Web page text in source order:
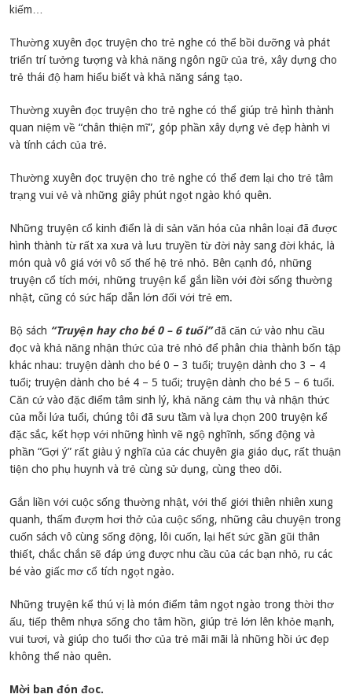
kiếm…
Thường xuyên đọc truyện cho trẻ nghe có thể bồi dưỡng và phát
triển trí tưởng tượng và khả năng ngôn ngữ của trẻ, xây dựng cho
trẻ thái độ ham hiểu biết và khả năng sáng tạo.
Thường xuyên đọc truyện cho trẻ nghe có thể giúp trẻ hình thành
quan niệm về “chân thiện mĩ”, góp phần xây dựng vẻ đẹp hành vi
và tính cách của trẻ.
Thường xuyên đọc truyện cho trẻ nghe có thể đem lại cho trẻ tâm
trạng vui vẻ và những giây phút ngọt ngào khó quên.
Những truyện cổ kinh điển là di sản văn hóa của nhân loại đã được
hình thành từ rất xa xưa và lưu truyền từ đời này sang đời khác, là
món quà vô giá với vô số thế hệ trẻ nhỏ. Bên cạnh đó, những
truyện cổ tích mới, những truyện kể gắn liền với đời sống thường
nhật, cũng có sức hấp dẫn lớn đối với trẻ em.
Bộ sách “Truyện hay cho bé 0 – 6 tuổi”đã căn cứ vào nhu cầu
đọc và khả năng nhận thức của trẻ nhỏ để phân chia thành bốn tập
khác nhau: truyện dành cho bé 0 – 3 tuổi; truyện dành cho 3 – 4
tuổi; truyện dành cho bé 4 – 5 tuổi; truyện dành cho bé 5 – 6 tuổi.
Căn cứ vào đặc điểm tâm sinh lý, khả năng cảm thụ và nhận thức
của mỗi lứa tuổi, chúng tôi đã sưu tầm và lựa chọn 200 truyện kể
đặc sắc, kết hợp với những hình vẽ ngộ nghĩnh, sống động và
phần “Gợi ý” rất giàu ý nghĩa của các chuyên gia giáo dục, rất thuận
tiện cho phụ huynh và trẻ cùng sử dụng, cùng theo dõi.
Gắn liền với cuộc sống thường nhật, với thế giới thiên nhiên xung
quanh, thấm đượm hơi thở của cuộc sống, những câu chuyện trong
cuốn sách vô cùng sống động, lôi cuốn, lại hết sức gần gũi thân
thiết, chắc chắn sẽ đáp ứng được nhu cầu của các bạn nhỏ, ru các
bé vào giấc mơ cổ tích ngọt ngào.
Những truyện kể thú vị là món điểm tâm ngọt ngào trong thời thơ
ấu, tiếp thêm nhựa sống cho tâm hồn, giúp trẻ lớn lên khỏe mạnh,
vui tươi, và giúp cho tuổi thơ của trẻ mãi mãi là những hồi ức đẹp
không thể nào quên.
Mời bạn đón đọc.